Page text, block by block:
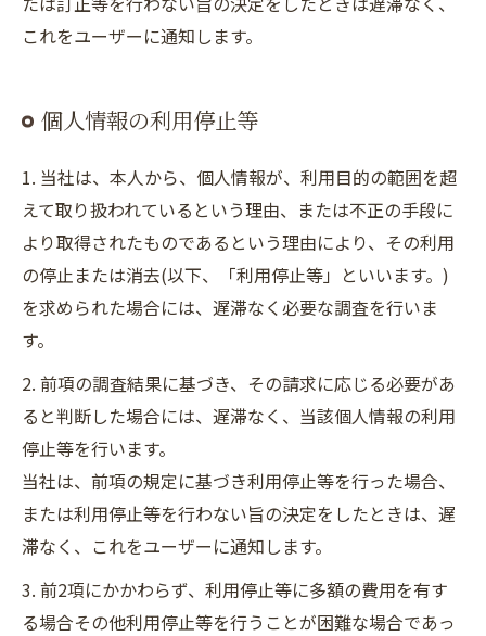
これをユーザーに通知します。
個人情報の利用停止等
1. 当社は、本人から、個人情報が、利用目的の範囲を超
えて取り扱われているという理由、または不正の手段に
より取得されたものであるという理由により、その利用
の停止または消去(以下、「利用停止等」といいます。)
を求められた場合には、遅滞なく必要な調査を行いま
す。
2. 前項の調査結果に基づき、その請求に応じる必要があ
ると判断した場合には、遅滞なく、当該個人情報の利用
停止等を行います。
当社は、前項の規定に基づき利用停止等を行った場合、
または利用停止等を行わない旨の決定をしたときは、遅
滞なく、これをユーザーに通知します。
3. 前2項にかかわらず、利用停止等に多額の費用を有す
る場合その他利用停止等を行うことが困難な場合であっ